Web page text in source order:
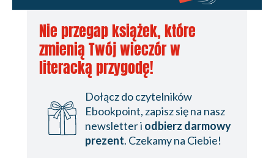
Nie przegap książek, które
zmienią Twój wieczór w
literacką przygodę!
Dołącz do czytelników
Ebookpoint, zapisz się na nasz
newsletter i odbierz darmowy
prezent. Czekamy na Ciebie!